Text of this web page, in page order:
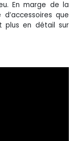
En marge de la
que
plus en détail sur